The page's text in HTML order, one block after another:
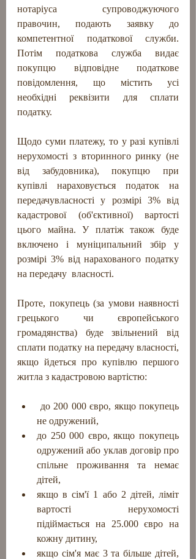
нотаріуса супроводжуючого
правочин, подають заявку до
компетентної податкової служби.
Потім податкова служба видає
покупцю відповідне податкове
повідомлення, що містить усі
необхідні реквізити для сплати
податку.
Щодо суми платежу, то у разі купівлі
нерухомості з вторинного ринку (не
від забудовника), покупцю при
купівлі нараховується податок на
передачувласності у розмірі 3% від
кадастрової (об'єктивної) вартості
цього майна. У платіж також буде
включено і муніципальний збір у
розмірі 3% від нарахованого податку
на передачу  власності.
Проте, покупець (за умови наявності
грецького чи європейського
громадянства) буде звільнений від
сплати податку на передачу власності,
якщо йдеться про купівлю першого
житла з кадастровою вартістю:
не одружений,
до 250 000 євро, якщо покупець
одружений або уклав договір про
спільне проживання та немає
дітей,
якщо в сім'ї 1 або 2 дітей, ліміт
вартості нерухомості
підіймається на 25.000 євро на
кожну дитину,
якщо сім'я має 3 та більше дітей,